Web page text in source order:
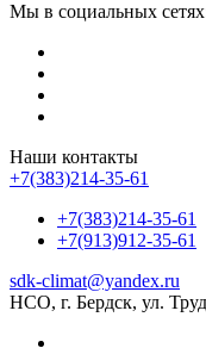
Мы в социальных
Наши контакты
+7(383)214-35-61
+7(383)214-35-61
+7(913)912-35-61
sdk-climat@yandex.ru
НСО, г. Бердск, ул.